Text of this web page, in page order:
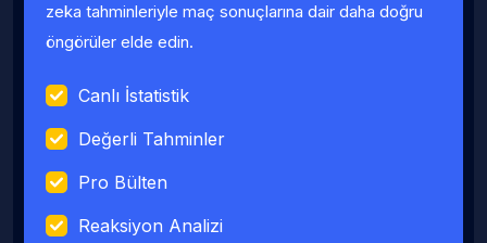
zeka tahminleriyle maç sonuçlarına dair daha doğru
öngörüler elde edin.
Canlı İstatistik
Değerli Tahminler
Pro Bülten
Reaksiyon Analizi